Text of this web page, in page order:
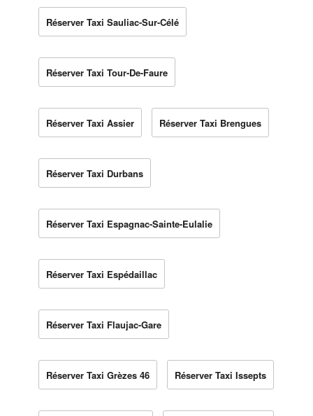
Réserver Taxi Sauliac-Sur-Célé
Réserver Taxi Tour-De-Faure
Réserver Taxi Assier Réserver Taxi Brengues
Réserver Taxi Durbans
Réserver Taxi Espagnac-Sainte-Eulalie
Réserver Taxi Espédaillac
Réserver Taxi Flaujac-Gare
Réserver Taxi Grèzes 46 Réserver Taxi Issepts